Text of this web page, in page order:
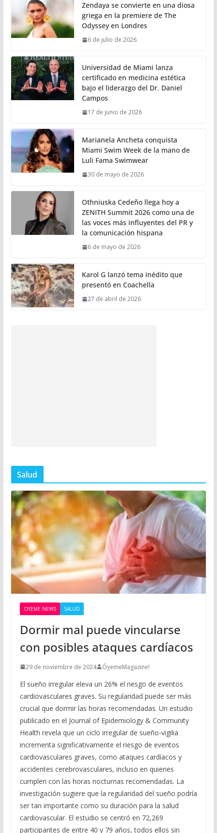
Zendaya se convierte en una diosa
griega en la premiere de The
Odyssey en Londres
6 de julio de 2026
Universidad de Miami lanza
certificado en medicina estética
bajo el liderazgo del Dr. Daniel
Campos
17 de junio de 2026
Marianela Ancheta conquista
Miami Swim Week de la mano de
Luli Fama Swimwear
30 de mayo de 2026
Othniuska Cedeño llega hoy a
ZENITH Summit 2026 como una de
las voces más influyentes del PR y
la comunicación hispana
6 de mayo de 2026
Karol G lanzó tema inédito que
presentó en Coachella
27 de abril de 2026
Salud
OYEME NEWS SALUD
Dormir mal puede vincularse
con posibles ataques cardíacos
29 de noviembre de 2024 ÓyemeMagazine!
El sueño irregular eleva un 26% el riesgo de eventos
cardiovasculares graves. Su regularidad puede ser más
crucial que dormir las horas recomendadas. Un estudio
publicado en el Journal of Epidemiology & Community
Health revela que un ciclo irregular de sueño-vigilia
incrementa significativamente el riesgo de eventos
cardiovasculares graves, como ataques cardíacos y
accidentes cerebrovasculares, incluso en quienes
cumplen con las horas nocturnas recomendadas. La
investigación sugiere que la regularidad del sueño podría
ser tan importante como su duración para la salud
cardiovascular. El estudio se centró en 72,269
participantes de entre 40 y 79 años, todos ellos sin